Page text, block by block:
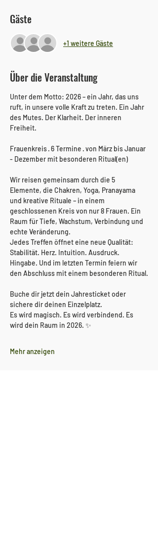
Gäste
+1 weitere Gäste
Über die Veranstaltung
Unter dem Motto: 2026 – ein Jahr, das uns
ruft, in unsere volle Kraft zu treten. Ein Jahr
des Mutes. Der Klarheit. Der inneren
Freiheit.
Frauenkreis · 6 Termine · von März bis Januar
- Dezember mit besonderen Ritual(en)
Wir reisen gemeinsam durch die 5
Elemente, die Chakren, Yoga, Pranayama
und kreative Rituale – in einem
geschlossenen Kreis von nur 8 Frauen. Ein
Raum für Tiefe, Wachstum, Verbindung und
echte Veränderung.
Jedes Treffen öffnet eine neue Qualität:
Stabilität. Herz. Intuition. Ausdruck.
Hingabe. Und im letzten Termin feiern wir
den Abschluss mit einem besonderen Ritual.
Buche dir jetzt dein Jahresticket oder
sichere dir deinen Einzelplatz.
Es wird magisch. Es wird verbindend. Es
wird dein Raum in 2026. ✨
Mehr anzeigen